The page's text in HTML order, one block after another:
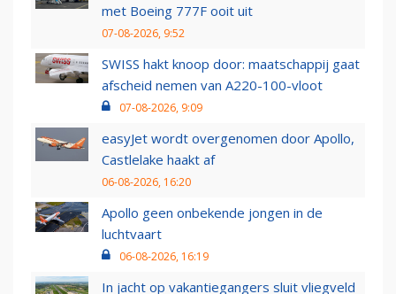
met Boeing 777F ooit uit
07-08-2026, 9:52
SWISS hakt knoop door: maatschappij gaat
afscheid nemen van A220-100-vloot
07-08-2026, 9:09
easyJet wordt overgenomen door Apollo,
Castlelake haakt af
06-08-2026, 16:20
Apollo geen onbekende jongen in de
luchtvaart
06-08-2026, 16:19
In jacht op vakantiegangers sluit vliegveld